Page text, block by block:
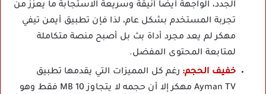
الجدد، الواجهة أيضا أنيقة وسريعة الاستجابة ما يعزز من
تجربة المستخدم بشكل عام، لذا فإن تطبيق أيمن تيفي
مهكر لم يعد مجرد أداة بث بل أصبح منصة متكاملة
لمتابعة المحتوى المفضل.
خفيف الحجم: رغم كل المميزات التي يقدمها تطبيق
Ayman TV مهكر إلا أن حجمه لا يتجاوز 10 MB فقط وهو